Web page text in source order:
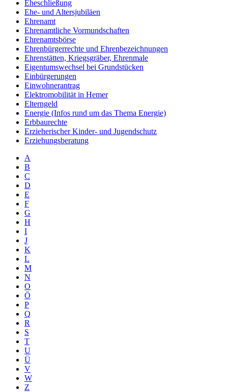
Eheschließung
Ehe- und Altersjubiläen
Ehrenamt
Ehrenamtliche Vormundschaften
Ehrenamtsbörse
Ehrenbürgerrechte und Ehrenbezeichnungen
Ehrenstätten, Kriegsgräber, Ehrenmale
Eigentumswechsel bei Grundstücken
Einbürgerungen
Einwohnerantrag
Elektromobilität in Hemer
Elterngeld
Energie (Infos rund um das Thema Energie)
Erbbaurechte
Erzieherischer Kinder- und Jugendschutz
Erziehungsberatung
A
B
C
D
E
F
G
H
I
J
K
L
M
N
O
Ö
P
Q
R
S
T
U
Ü
V
W
Z